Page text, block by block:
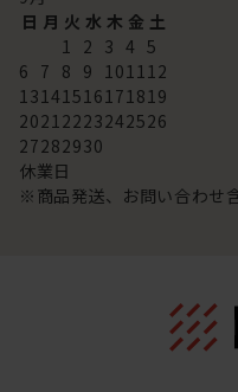
日 月 火 水 木 金 土
1 2 3 4 5
6 7 8 9 101112
13141516171819
20212223242526
27282930
休業日
※商品発送、お問い合わせ含